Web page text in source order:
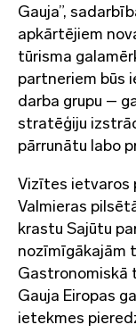
Gauja”,
apkārtējiem
tūrisma
partneriem būs
darba grupu –
stratēģiju
pārrunātu labo
Vizītes ietvaros
Valmieras
krastu Sajūtu
nozīmīgākajām
Gastronomiskā
Gauja Eiropas
ietekmes